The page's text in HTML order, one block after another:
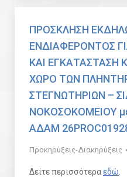
ΠΡΟΣΚΛΗΣΗ
ΕΝΔΙΑΦΕΡΟΝΤΟΣ
ΚΑΙ ΕΓΚΑΤΑΣΤΑΣΗ
ΧΩΡΟ ΤΩΝ
ΣΤΕΓΝΩΤΗΡΙΩΝ –
ΝΟΚΟΣΟΚΟΜΕΙΟΥ
ΑΔΑΜ
Προκηρύξεις-Διακηρύξεις
Δείτε περισσότεραεδώ